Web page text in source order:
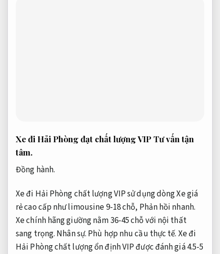
Xe đi Hải Phòng đạt chất lượng VIP Tư vấn tận
tâm.
Đồng hành.
Xe đi Hải Phòng chất lượng VIP sử dụng dòng Xe giá
rẻ cao cấp như limousine 9-18 chỗ, Phản hồi nhanh.
Xe chính hãng giường nằm 36-45 chỗ với nội thất
sang trọng. Nhân sự. Phù hợp nhu cầu thực tế. Xe đi
Hải Phòng chất lượng ổn định VIP được đánh giá 4.5-5